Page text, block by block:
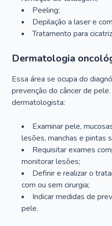
Peeling;
Depilação a laser e
Tratamento para
Dermatologia
Essa área se ocupa do
prevenção do câncer de
dermatologista:
Examinar pele,
lesões, manchas e pintas
Requisitar exames
monitorar lesões;
Definir e realizar o
com ou sem cirurgia;
Indicar medidas de
pele.